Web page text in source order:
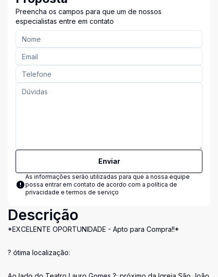
Preencha os campos para que um de nossos
especialistas entre em contato
Enviar
As informações serão utilizadas para que a nossa equipe
possa entrar em contato de acordo com a política de
privacidade e termos de serviço
Descrição
*EXCELENTE OPORTUNIDADE - Apto para Compra!!*
? ótima localização: